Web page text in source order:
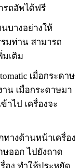
รถอัพได้ฟรี
บางอย่างให้
มท่าน สามารถ
มเติม
เมื่อกระดาษ
น เมื่อกระดาษมา
าไป เครื่องจะ
ทางด้านหน้าเครื่อง
ออก ไปยังถาด